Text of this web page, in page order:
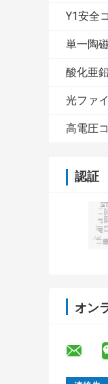
Y1安全
単一陶
酸化亜
光ファ
高電圧
認証
オン